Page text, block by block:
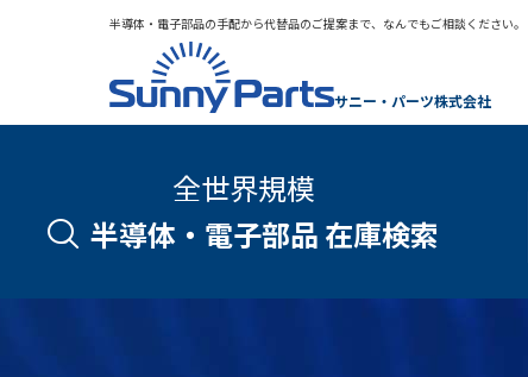
半導体・電子部品の手配から代替品のご提案まで、なんでもご相談ください。
サニー・パーツ株式会社
全世界規模
半導体・電子部品 在庫検索